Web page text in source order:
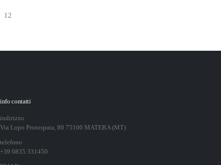
info contatti
indirizzo
Via Lupo Protospata, 80 75100 MATERA (MT)
telefono
+39 0835 331450